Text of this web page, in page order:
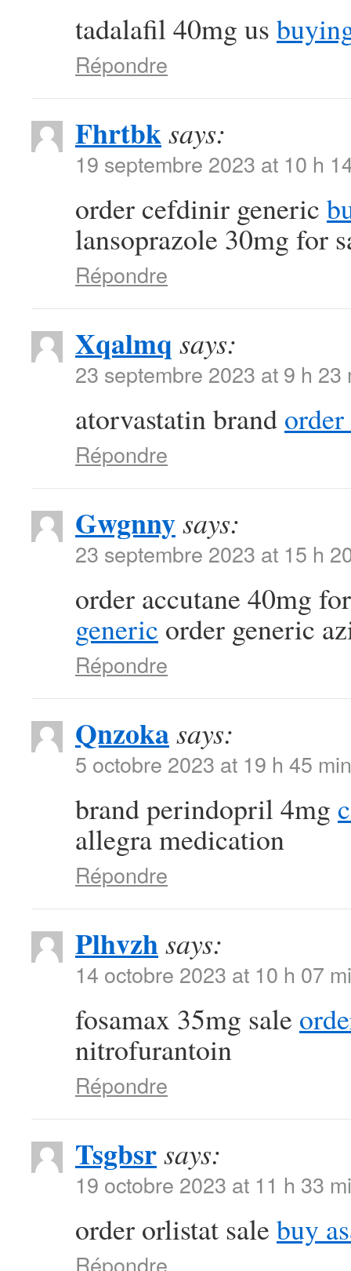
tadalafil 40mg us
Répondre
Fhrtbksays:
19 septembre 2023 at 10 h
order cefdinir generic
lansoprazole 30mg for
Répondre
Xqalmq says:
23 septembre 2023 at 9 h 23
atorvastatin brand
Répondre
Gwgnnysays:
23 septembre 2023 at 15 h
order accutane 40mg
generic order generic
Répondre
Qnzokasays:
5 octobre 2023 at 19 h 45 min
brand perindopril 4mg
allegra medication
Répondre
Plhvzhsays:
14 octobre 2023 at 10 h 07
fosamax 35mg sale
nitrofurantoin
Répondre
Tsgbsrsays:
19 octobre 2023 at 11 h 33
order orlistat sale buy
Répondre